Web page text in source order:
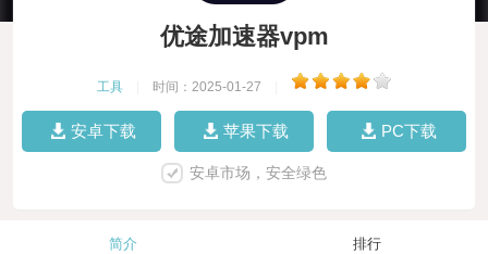
优途加速器vpm
工具 时间：2025-01-27
安卓下载 苹果下载 PC下载
安卓市场，安全绿色
简介 排行